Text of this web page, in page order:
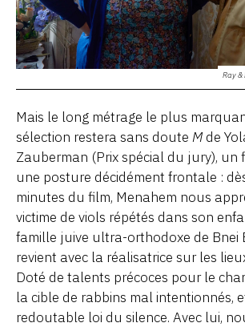
Ray &
Mais le long métrage le plus
sélection restera sans doute M de
Zauberman (Prix spécial du jury), un
une posture décidément frontale :
minutes du film, Menahem nous
victime de viols répétés dans son
famille juive ultra-orthodoxe de Bnei
revient avec la réalisatrice sur les
Doté de talents précoces pour le
la cible de rabbins mal intentionnés,
redoutable loi du silence. Avec lui,